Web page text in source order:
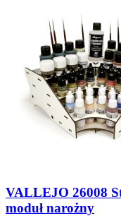
VALLEJO 26008
moduł narożny